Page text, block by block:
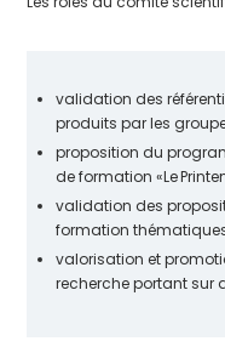
validation des
produits par les
proposition du
de formation «Le
validation des
formation
valorisation et
recherche portant sur